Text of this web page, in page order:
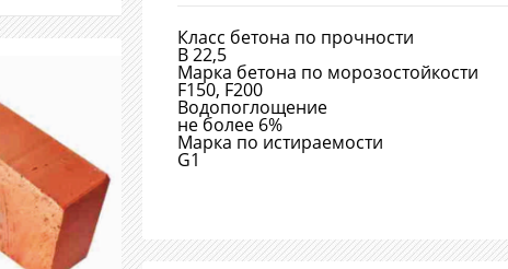
Класс бетона по прочности
В 22,5
Марка бетона по морозостойкости
F150, F200
Водопоглощение
не более 6%
Марка по истираемости
G1